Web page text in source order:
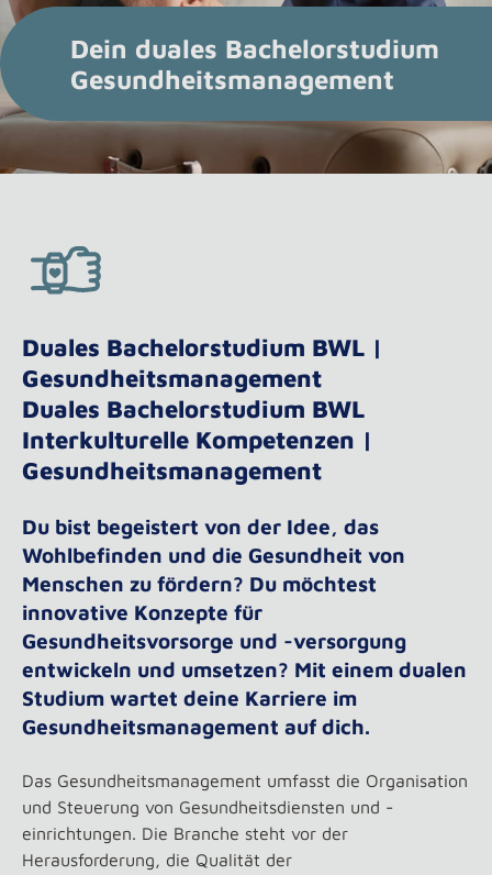
Dein duales Bachelorstudium
Gesundheitsmanagement
Duales Bachelorstudium BWL |
Gesundheitsmanagement
Duales Bachelorstudium BWL
Interkulturelle Kompetenzen |
Gesundheitsmanagement
Du bist begeistert von der Idee, das
Wohlbefinden und die Gesundheit von
Menschen zu fördern? Du möchtest
innovative Konzepte für
Gesundheitsvorsorge und -versorgung
entwickeln und umsetzen? Mit einem dualen
Studium wartet deine Karriere im
Gesundheitsmanagement auf dich.
Das Gesundheitsmanagement umfasst die Organisation
und Steuerung von Gesundheitsdiensten und -
einrichtungen. Die Branche steht vor der
Herausforderung, die Qualität der